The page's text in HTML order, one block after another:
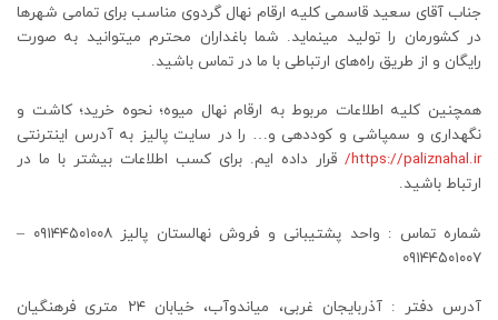
جناب آقای سعید قاسمی کلیه ارقام نهال گردوی مناسب برای تمامی شهرها
در کشورمان را تولید مینماید. شما باغداران محترم میتوانید به صورت
رایگان و از طریق راه‌های ارتباطی با ما در تماس باشید.
همچنین کلیه اطلاعات مربوط به ارقام نهال میوه؛ نحوه خرید؛ کاشت و
نگهداری و سمپاشی و کوددهی و… را در سایت پالیز به آدرس اینترنتی
https://paliznahal.ir/
قرار داده ایم. برای کسب اطلاعات بیشتر با ما در
ارتباط باشید.
شماره تماس : واحد پشتیبانی و فروش نهالستان پالیز ۰۹۱۴۴۵۰۱۰۰۸ –
۰۹۱۴۴۵۰۱۰۰۷
آدرس دفتر : آذربایجان غربی، میاندوآب، خیابان ۲۴ متری فرهنگیان